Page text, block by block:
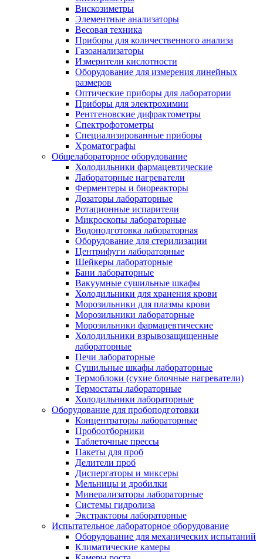
Вискозиметры
Элементные анализаторы
Весовая техника
Приборы для количественного анализа
Газоанализаторы
Измерители кислотности
Оборудование для измерения линейных
размеров
Оптические приборы для лаборатории
Приборы для электрохимии
Рентгеновские дифрактометры
Спектрофотометры
Специализированные приборы
Хроматографы
Общелабораторное оборудование
Холодильники фармацевтические
Лабораторные нагреватели
Ферментеры и биореакторы
Дозаторы лабораторные
Ротационные испарители
Микроскопы лабораторные
Водоподготовка лабораторная
Оборудование для стерилизации
Центрифуги лабораторные
Шейкеры лабораторные
Бани лабораторные
Вакуумные сушильные шкафы
Холодильники для хранения крови
Морозильники для плазмы крови
Морозильники лабораторные
Морозильники фармацевтические
Холодильники взрывозащищенные
лабораторные
Печи лабораторные
Сушильные шкафы лабораторные
Термоблоки (сухие блочные нагреватели)
Термостаты лабораторные
Холодильники лабораторные
Оборудование для пробоподготовки
Концентраторы лабораторные
Пробоотборники
Таблеточные прессы
Пакеты для проб
Делители проб
Диспергаторы и миксеры
Мельницы и дробилки
Минерализаторы лабораторные
Системы гидролиза
Экстракторы лабораторные
Испытательное лабораторное оборудование
Оборудование для механических испытаний
Климатические камеры